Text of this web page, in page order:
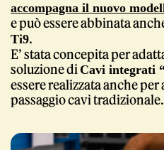
accompagna il nuovo
e può essere abbinata
Ti9.
E’ stata concepita per
soluzione di Cavi integrati
essere realizzata anche
passaggio cavi tradizionale.